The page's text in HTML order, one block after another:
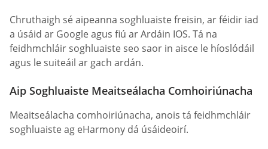
Chruthaigh sé aipeanna soghluaiste freisin, ar féidir iad
a úsáid ar Google agus fiú ar Ardáin IOS. Tá na
feidhmchláir soghluaiste seo saor in aisce le híoslódáil
agus le suiteáil ar gach ardán.
Aip Soghluaiste Meaitseálacha Comhoiriúnacha
Meaitseálacha comhoiriúnacha, anois tá feidhmchláir
soghluaiste ag eHarmony dá úsáideoirí.